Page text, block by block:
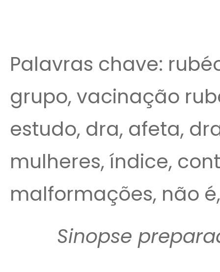
Palavras chave:
grupo, vacinação
estudo, dra, afeta,
mulheres, índice,
malformações, não
Sinopse